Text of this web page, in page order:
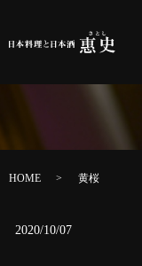
HOME 黄桜
2020/10/07